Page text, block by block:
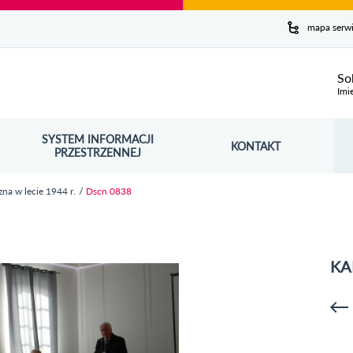
mapa
SYSTEM INFORMACJI
PRZESTRZENNEJ
OTWORZY SIĘ W NOWYM OKNIE KONTAKT
w lecie 1944 r. Dscn 0838